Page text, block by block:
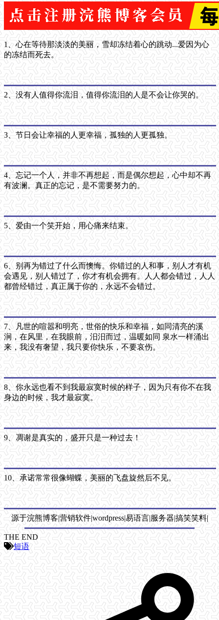
1、心在等待那淡淡的美丽，雪却冻结着心的跳动...爱因为心
的冻结而死去。
2、没有人值得你流泪，值得你流泪的人是不会让你哭的。
3、节日会让幸福的人更幸福，孤独的人更孤独。
4、忘记一个人，并非不再想起，而是偶尔想起，心中却不再
有波澜。真正的忘记，是不需要努力的。
5、爱由一个笑开始，用心痛来结束。
6、别再为错过了什么而懊悔。你错过的人和事，别人才有机
会遇见，别人错过了，你才有机会拥有。人人都会错过，人人
都曾经错过，真正属于你的，永远不会错过。
7、凡世的喧嚣和明亮，世俗的快乐和幸福，如同清亮的溪
涧，在风里，在我眼前，汨汨而过，温暖如同 泉水一样涌出
来，我没有奢望，我只要你快乐，不要哀伤。
8、你永远也看不到我最寂寞时候的样子，因为只有你不在我
身边的时候，我才最寂寞。
9、凋谢是真实的，盛开只是一种过去！
10、承诺常常很像蝴蝶，美丽的飞盘旋然后不见。
源于浣熊博客|营销软件|wordpress|易语言|服务器|搞笑笑料|
THE END
短语